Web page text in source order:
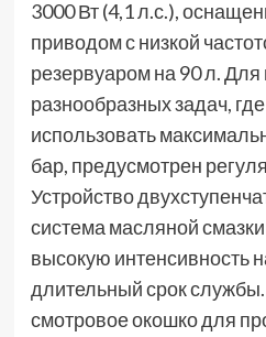
3000 Вт (4,1 л.с.),
приводом с низкой
резервуаром на 90 л.
разнообразных задач,
использовать
бар, предусмотрен
Устройство
система масляной
высокую интенсивность
длительный срок
смотровое окошко для